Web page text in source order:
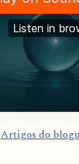
Artigos do